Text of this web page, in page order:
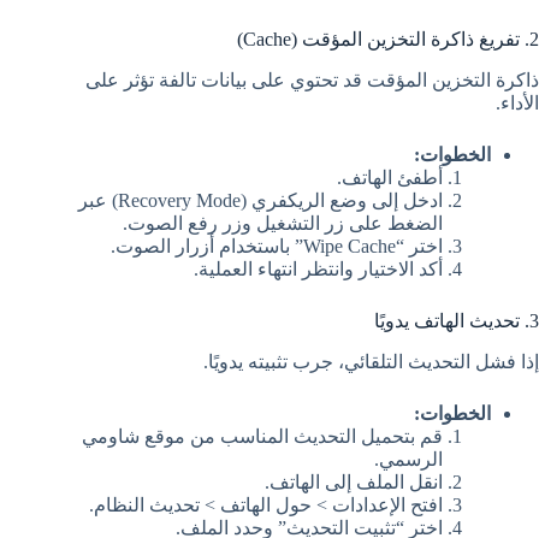
2. تفريغ ذاكرة التخزين المؤقت (Cache)
ذاكرة التخزين المؤقت قد تحتوي على بيانات تالفة تؤثر على
الأداء.
الخطوات:
أطفئ الهاتف.
ادخل إلى وضع الريكفري (Recovery Mode) عبر
الضغط على زر التشغيل وزر رفع الصوت.
اختر “Wipe Cache” باستخدام أزرار الصوت.
أكد الاختيار وانتظر انتهاء العملية.
3. تحديث الهاتف يدويًا
إذا فشل التحديث التلقائي، جرب تثبيته يدويًا.
الخطوات:
قم بتحميل التحديث المناسب من موقع شاومي
الرسمي.
انقل الملف إلى الهاتف.
افتح الإعدادات > حول الهاتف > تحديث النظام.
اختر “تثبيت التحديث” وحدد الملف.